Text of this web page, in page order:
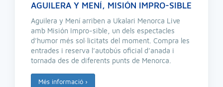
AGUILERA Y MENÍ, MISIÓN IMPRO-SIBLE
Aguilera y Mení arriben a Ukalari Menorca Live
amb Misión Impro-sible, un dels espectacles
d’humor més sol·licitats del moment. Compra les
entrades i reserva l’autobús oficial d’anada i
tornada des de diferents punts de Menorca.
Més informació ›